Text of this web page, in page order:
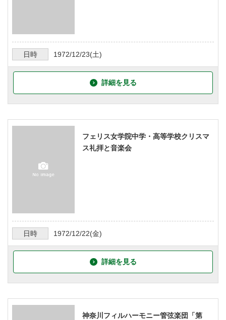
日時 1972/12/23(土)
詳細を見る
フェリス女学院中学・高等学校クリスマ
ス礼拝と音楽会
日時 1972/12/22(金)
詳細を見る
神奈川フィルハーモニー管弦楽団「第